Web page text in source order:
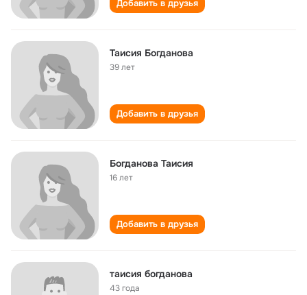
Добавить в друзья
Таисия Богданова
39 лет
Добавить в друзья
Богданова Таисия
16 лет
Добавить в друзья
таисия богданова
43 года